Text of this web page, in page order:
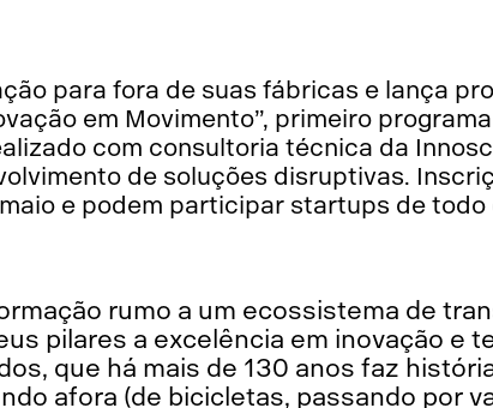
para fora de suas fábricas e lança
em Movimento”, primeiro
com consultoria técnica da
de soluções disruptivas.
e podem participar startups de todo
rumo a um ecossistema de
pilares a excelência em inovação e
que há mais de 130 anos faz
afora (de bicicletas, passando por